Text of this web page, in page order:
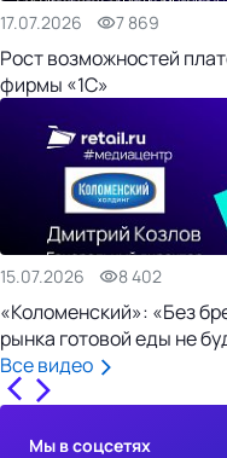
17.07.2026 7 869
Рост возможностей
фирмы «1С»
15.07.2026 8 402
«Коломенский»: «Без
рынка готовой еды не
Все видео
Мы в соцсетях